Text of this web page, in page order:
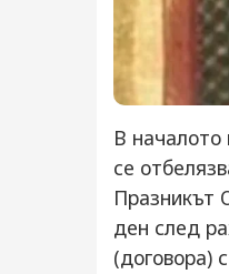
В началото
се
Празникът
ден след
(договора)